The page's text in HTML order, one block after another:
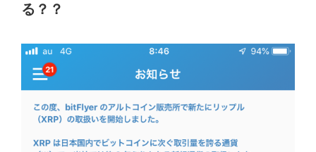
る？？